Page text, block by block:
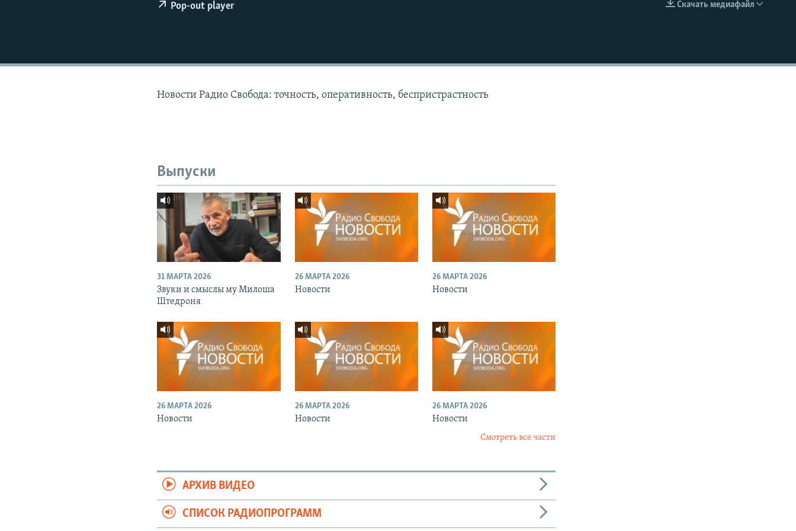
EMBED
Скачать медиафайл
Pop-out player
Новости Радио Свобода: точность, оперативность, беспристрастность
Выпуски
31 МАРТА 2026
Звуки и смыслы му Милоша
Штедроня
26 МАРТА 2026
Новости
26 МАРТА 2026
Новости
26 МАРТА 2026
Новости
26 МАРТА 2026
Новости
26 МАРТА 2026
Новости
Смотреть все части
АРХИВ ВИДЕО
СПИСОК РАДИОПРОГРАММ